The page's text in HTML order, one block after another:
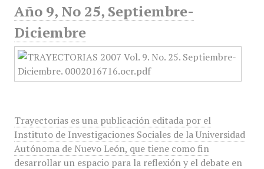
Año 9, No 25, Septiembre-
Diciembre
Trayectorias es una publicación editada por el
Instituto de Investigaciones Sociales de la Universidad
Autónoma de Nuevo León, que tiene como fin
desarrollar un espacio para la reflexión y el debate en